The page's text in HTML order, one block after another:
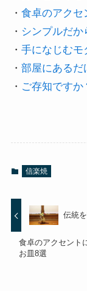
・ 食卓のアク
・ シンプルだ
・ 手になじむモ
・ 部屋にあるだ
・ ご存知です
信楽焼
伝統
食卓のアクセン
お皿8選